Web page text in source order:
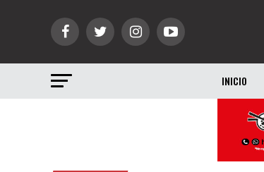
INICIO